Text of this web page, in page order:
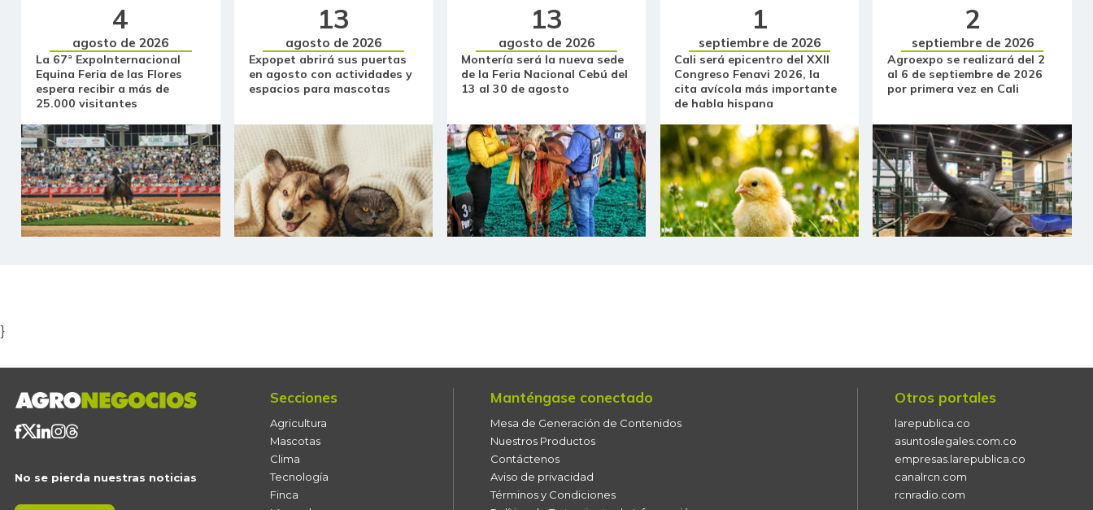
4
agosto de 2026
La 67ª ExpoInternacional
Equina Feria de las Flores
espera recibir a más de
25.000 visitantes
13
agosto de 2026
Expopet abrirá sus puertas
en agosto con actividades y
espacios para mascotas
13
agosto de 2026
Montería será la nueva sede
de la Feria Nacional Cebú del
13 al 30 de agosto
1
septiembre de 2026
Cali será epicentro del XXII
Congreso Fenavi 2026, la
cita avícola más importante
de habla hispana
2
septiembre de 2026
Agroexpo se realizará del 2
al 6 de septiembre de 2026
por primera vez en Cali
}
No se pierda nuestras noticias
Secciones
Agricultura
Mascotas
Clima
Tecnología
Finca
Manténgase conectado
Mesa de Generación de Contenidos
Nuestros Productos
Contáctenos
Aviso de privacidad
Términos y Condiciones
Otros portales
larepublica.co
asuntoslegales.com.co
empresas.larepublica.co
canalrcn.com
rcnradio.com